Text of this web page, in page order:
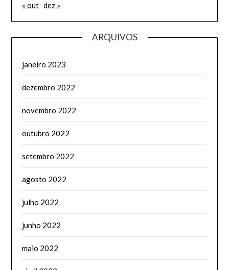
« out dez »
ARQUIVOS
janeiro 2023
dezembro 2022
novembro 2022
outubro 2022
setembro 2022
agosto 2022
julho 2022
junho 2022
maio 2022